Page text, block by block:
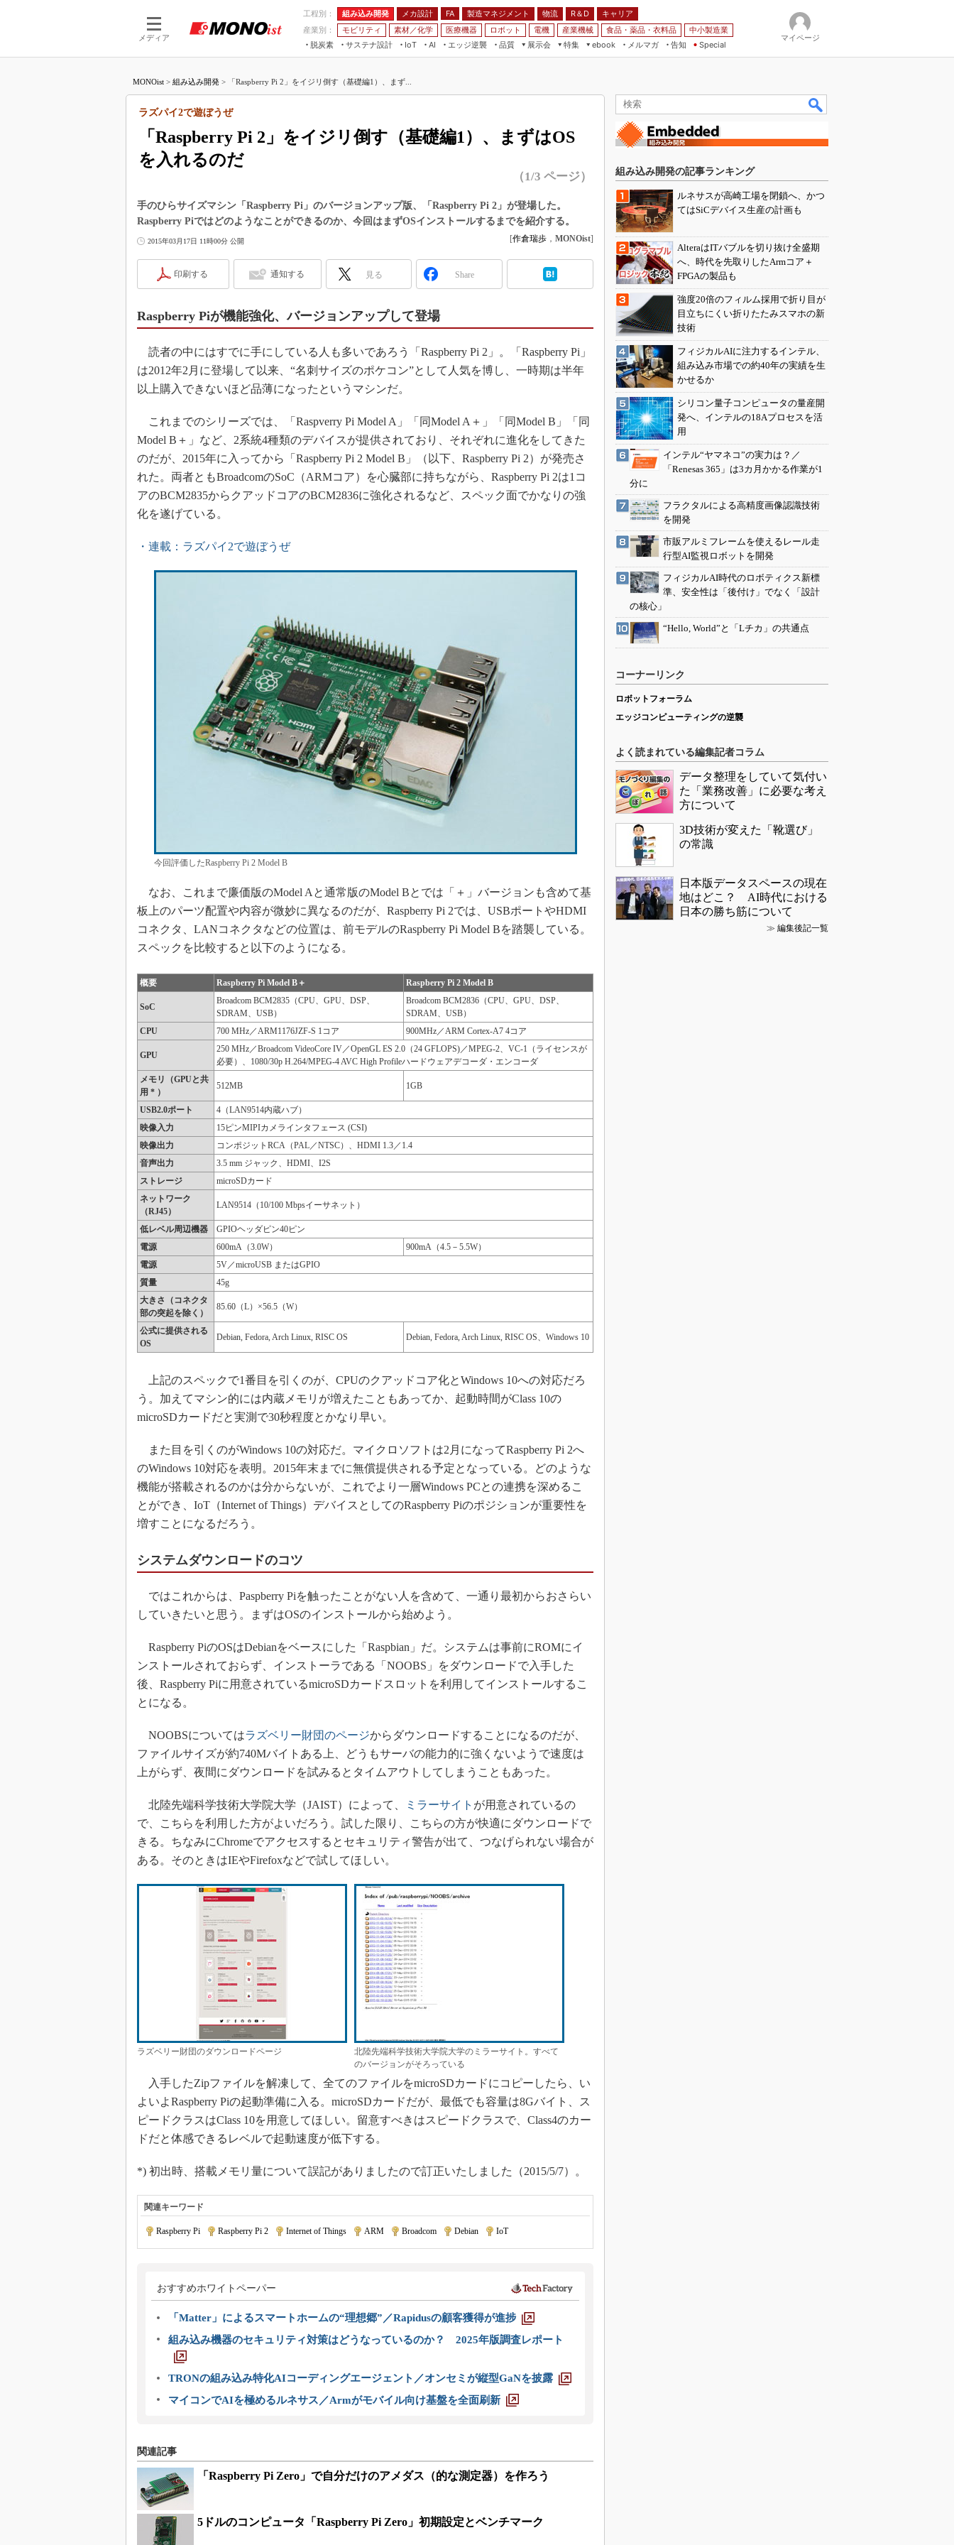
メディア
工程別： 組み込み開発 メカ設計 FA 製造マネジメント 物流 R＆D
キャリア
産業別：
モビリティ 素材／化学 医療機器 ロボット 電機 産業機械 食品・薬品・衣料品
中小製造業
脱炭素
サステナ設計
IoT
つながる工場
AI
AI×設備保全
エッジ逆襲 品質
展示会
JIMTOF
IIFES
TECHNO-FRONTIER
人テク展
日本ものづくりワールド
AUTOMOTIVE WORLD
産業オープンネット展
特集
VR／AR
フィールドサービス
組み込みモデリング
車載ソフト開発
ISO26262
3Dプリンタ
S＆OP
メイドインジャパン
植物工場
知財マネジメント
ebook
FA
モビリティ
メルマガ
告知 Special
マイページ
MONOist > 組み込み開発 > 「Raspberry Pi 2」をイジリ倒す（基礎編1）、まず...
「Raspberry Pi 2」をイジリ倒す（基礎編1）、まずはOS
を入れるのだ
ラズパイ2で遊ぼうぜ
（1/3 ページ）
手のひらサイズマシン「Raspberry Pi」のバージョンアップ版、「Raspberry Pi 2」が登場した。
Raspberry Piではどのようなことができるのか、今回はまずOSインストールするまでを紹介する。
2015年03月17日 11時00分 公開 [作倉瑞歩 ， MONOist]
印刷する 通知する 見る Share
Raspberry Piが機能強化、バージョンアップして登場
読者の中にはすでに手にしている人も多いであろう「Raspberry Pi 2」。「Raspberry Pi」
は2012年2月に登場して以来、“名刺サイズのポケコン”として人気を博し、一時期は半年
以上購入できないほど品薄になったというマシンだ。
これまでのシリーズでは、「Raspverry Pi Model A」「同Model A＋」「同Model B」「同
Model B＋」など、2系統4種類のデバイスが提供されており、それぞれに進化をしてきた
のだが、2015年に入ってから「Raspberry Pi 2 Model B」（以下、Raspberry Pi 2）が発売さ
れた。両者ともBroadcomのSoC（ARMコア）を心臓部に持ちながら、Raspberry Pi 2は1コ
アのBCM2835からクアッドコアのBCM2836に強化されるなど、スペック面でかなりの強
化を遂げている。
・連載：ラズパイ2で遊ぼうぜ
今回評価したRaspberry Pi 2 Model B
なお、これまで廉価版のModel Aと通常版のModel Bとでは「＋」バージョンも含めて基
板上のパーツ配置や内容が微妙に異なるのだが、Raspberry Pi 2では、USBポートやHDMI
コネクタ、LANコネクタなどの位置は、前モデルのRaspberry Pi Model Bを踏襲している。
スペックを比較すると以下のようになる。
概要 Raspberry Pi Model B＋ Raspberry Pi 2 Model B
SoC
Broadcom BCM2835（CPU、GPU、DSP、
SDRAM、USB）
Broadcom BCM2836（CPU、GPU、DSP、
SDRAM、USB）
CPU
700 MHz／ARM1176JZF-S 1コア 900MHz／ARM Cortex-A7 4コア
GPU
250 MHz／Broadcom VideoCore IV／OpenGL ES 2.0（24 GFLOPS)／MPEG-2、VC-1（ライセンスが
必要）、1080/30p H.264/MPEG-4 AVC High Profileハードウェアデコーダ・エンコーダ
メモリ（GPUと共
用 * ）
512MB 1GB
USB2.0ポート
4（LAN9514内蔵ハブ）
映像入力
15ピンMIPIカメラインタフェース (CSI)
映像出力
コンポジットRCA（PAL／NTSC）、HDMI 1.3／1.4
音声出力
3.5 mm ジャック、HDMI、I2S
ストレージ
microSDカード
ネットワーク
（RJ45）
LAN9514（10/100 Mbpsイーサネット）
低レベル周辺機器
GPIOヘッダピン40ピン
電源
600mA（3.0W）
900mA（4.5－5.5W）
電源
5V／microUSB またはGPIO
質量
45g
大きさ（コネクタ
部の突起を除く）
85.60（L）×56.5（W）
公式に提供される
OS
Debian, Fedora, Arch Linux, RISC OS Debian, Fedora, Arch Linux, RISC OS、Windows 10
上記のスペックで1番目を引くのが、CPUのクアッドコア化とWindows 10への対応だろ
う。加えてマシン的には内蔵メモリが増えたこともあってか、起動時間がClass 10の
microSDカードだと実測で30秒程度とかなり早い。
また目を引くのがWindows 10の対応だ。マイクロソフトは2月になってRaspberry Pi 2へ
のWindows 10対応を表明。2015年末までに無償提供される予定となっている。どのような
機能が搭載されるのかは分からないが、これでより一層Windows PCとの連携を深めるこ
とができ、IoT（Internet of Things）デバイスとしてのRaspberry Piのポジションが重要性を
増すことになるだろう。
システムダウンロードのコツ
ではこれからは、Paspberry Piを触ったことがない人を含めて、一通り最初からおさらい
していきたいと思う。まずはOSのインストールから始めよう。
Raspberry PiのOSはDebianをベースにした「Raspbian」だ。システムは事前にROMにイ
ンストールされておらず、インストーラである「NOOBS」をダウンロードで入手した
後、Raspberry Piに用意されているmicroSDカードスロットを利用してインストールするこ
とになる。
NOOBSについてはラズベリー財団のページからダウンロードすることになるのだが、
ファイルサイズが約740Mバイトある上、どうもサーバの能力的に強くないようで速度は
上がらず、夜間にダウンロードを試みるとタイムアウトしてしまうこともあった。
北陸先端科学技術大学院大学（JAIST）によって、 ミラーサイト が用意されているの
で、こちらを利用した方がよいだろう。試した限り、こちらの方が快適にダウンロードで
きる。ちなみにChromeでアクセスするとセキュリティ警告が出て、つなげられない場合が
ある。そのときはIEやFirefoxなどで試してほしい。
ラズベリー財団のダウンロードページ
北陸先端科学技術大学院大学のミラーサイト。すべて
のバージョンがそろっている
入手したZipファイルを解凍して、全てのファイルをmicroSDカードにコピーしたら、い
よいよRaspberry Piの起動準備に入る。microSDカードだが、最低でも容量は8Gバイト、ス
ピードクラスはClass 10を用意してほしい。留意すべきはスピードクラスで、Class4のカー
ドだと体感できるレベルで起動速度が低下する。
*) 初出時、搭載メモリ量について誤記がありましたので訂正いたしました（2015/5/7）。
関連キーワード
Raspberry Pi Raspberry Pi 2 Internet of Things ARM Broadcom Debian IoT
おすすめホワイトペーパー
「Matter」によるスマートホームの“理想郷”／Rapidusの顧客獲得が進捗
組み込み機器のセキュリティ対策はどうなっているのか？ 2025年版調査レポート
TRONの組み込み特化AIコーディングエージェント／オンセミが縦型GaNを披露
マイコンでAIを極めるルネサス／Armがモバイル向け基盤を全面刷新
関連記事
「Raspberry Pi Zero」で自分だけのアメダス（的な測定器）を作ろう
5ドルのコンピュータ「Raspberry Pi Zero」初期設定とベンチマーク
組み込み開発の記事ランキング
ルネサスが高崎工場を閉鎖へ、かつ
てはSiCデバイス生産の計画も
AlteraはITバブルを切り抜け全盛期
へ、時代を先取りしたArmコア＋
FPGAの製品も
強度20倍のフィルム採用で折り目が
目立ちにくい折りたたみスマホの新
技術
フィジカルAIに注力するインテル、
組み込み市場での約40年の実績を生
かせるか
シリコン量子コンピュータの量産開
発へ、インテルの18Aプロセスを活
用
インテル“ヤマネコ”の実力は？／
「Renesas 365」は3カ月かかる作業が1
分に
フラクタルによる高精度画像認識技術
を開発
市販アルミフレームを使えるレール走
行型AI監視ロボットを開発
フィジカルAI時代のロボティクス新標
準、安全性は「後付け」でなく「設計
の核心」
“Hello, World”と「Lチカ」の共通点
コーナーリンク
ロボットフォーラム
エッジコンピューティングの逆襲
よく読まれている編集記者コラム
データ整理をしていて気付い
た「業務改善」に必要な考え
方について
3D技術が変えた「靴選び」
の常識
日本版データスペースの現在
地はどこ？ AI時代における
日本の勝ち筋について
≫ 編集後記一覧